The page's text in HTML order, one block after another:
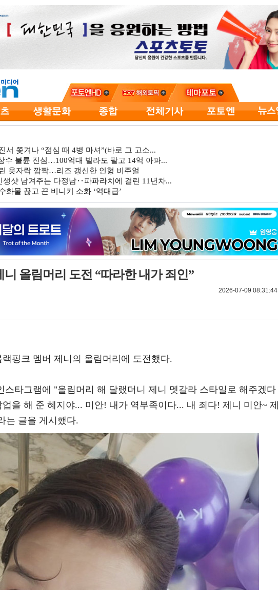
서 쫓겨나 “점심 때 4병 마셔”(바로 그 고소...
수 불륜 진심…100억대 빌라도 팔고 14억 아파...
옷자락 깜짝…리즈 갱신한 인형 비주얼
생샷 남겨주는 다정남‥파파라치에 걸린 11년차...
화물 끊고 끈 비니키 소화 ‘역대급’
니 올림머리 도전 “따라한 내가 죄인”
2026-07-09 08:31:44
핑크 멤버 제니의 올림머리에 도전했다.
스타그램에 "올림머리 해 달랬더니 제니 멧갈라 스타일로 해주겠다
을 해 준 혜지야... 미안! 내가 역부족이다... 내 죄다! 제니 미안~ 제
는 글을 게시했다.